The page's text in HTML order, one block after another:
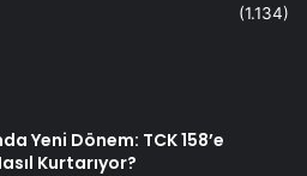
(1.134)
Yeni Dönem: TCK 158’e
Kurtarıyor?